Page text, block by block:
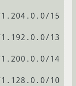
15
13
14
10